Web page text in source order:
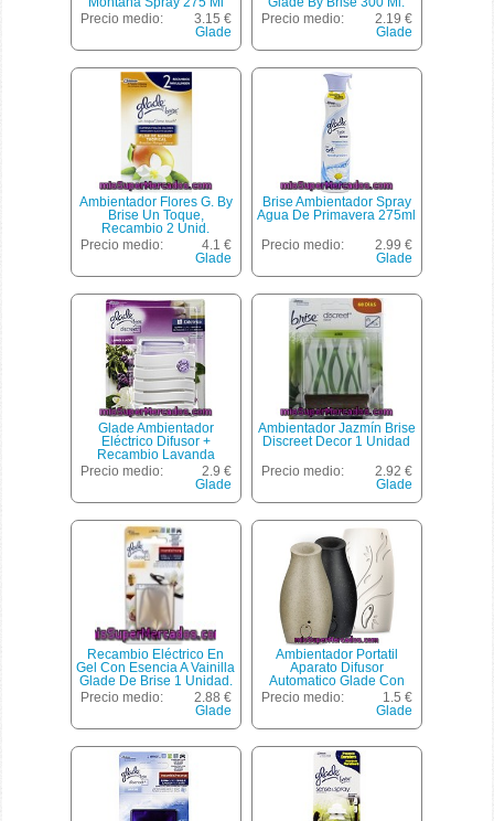
Precio medio:
3.15 €
Glade
Precio medio:
2.19 €
Glade
Ambientador Flores G. By
Brise Un Toque,
Recambio 2 Unid.
Precio medio:
4.1 €
Glade
Brise Ambientador Spray
Agua De Primavera 275ml
Precio medio:
2.99 €
Glade
Glade Ambientador
Eléctrico Difusor +
Recambio Lavanda
Discreet
Precio medio:
2.9 €
Glade
Ambientador Jazmín Brise
Discreet Decor 1 Unidad
Precio medio:
2.92 €
Glade
Recambio Eléctrico En
Gel Con Esencia A Vainilla
Glade De Brise 1 Unidad.
Este Tipo De Recambios
Eléctricos Son Para Los
Brise.
Precio medio:
2.88 €
Glade
Ambientador Portatil
Aparato Difusor
Automatico Glade Con
Pila (sin Recambio), Brise,
Precio medio:
1.5 €
Glade